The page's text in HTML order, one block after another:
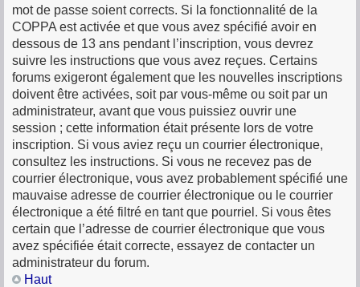
mot de passe soient corrects. Si la fonctionnalité de la
COPPA est activée et que vous avez spécifié avoir en
dessous de 13 ans pendant l’inscription, vous devrez
suivre les instructions que vous avez reçues. Certains
forums exigeront également que les nouvelles inscriptions
doivent être activées, soit par vous-même ou soit par un
administrateur, avant que vous puissiez ouvrir une
session ; cette information était présente lors de votre
inscription. Si vous aviez reçu un courrier électronique,
consultez les instructions. Si vous ne recevez pas de
courrier électronique, vous avez probablement spécifié une
mauvaise adresse de courrier électronique ou le courrier
électronique a été filtré en tant que pourriel. Si vous êtes
certain que l’adresse de courrier électronique que vous
avez spécifiée était correcte, essayez de contacter un
administrateur du forum.
Haut